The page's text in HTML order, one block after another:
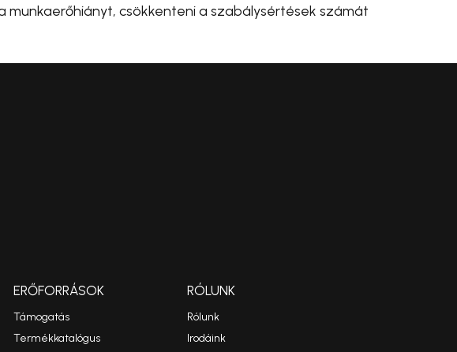
csökkenteni a szabálysértések számát
ERŐFORRÁSOK
Támogatás
Termékkatalógus
RÓLUNK
Rólunk
Irodáink